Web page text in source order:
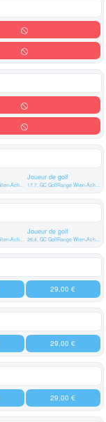
11,8, GC GolfRange Wien-Achau
Joueur de golf
17,7, GC GolfRange Wien-Achau
31,7, GC GolfRange Wien-Achau
Joueur de golf
26,4, GC GolfRange Wien-Achau
29,00 €
29,00 €
29,00 €